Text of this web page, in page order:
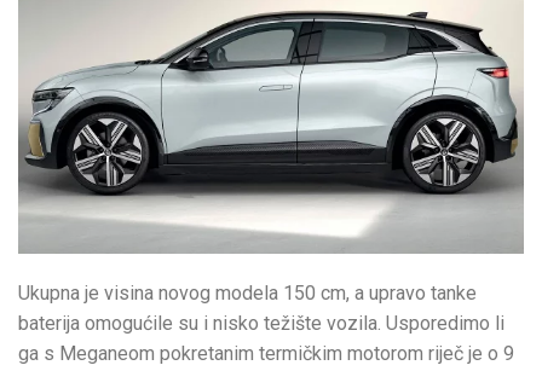
Ukupna je visina novog modela 150 cm, a upravo tanke
baterija omogućile su i nisko težište vozila. Usporedimo li
ga s Meganeom pokretanim termičkim motorom riječ je o 9